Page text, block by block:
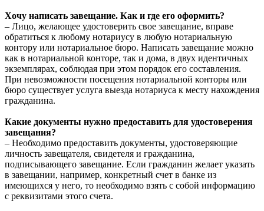
Хочу написать завещание. Как и где его оформить?
– Лицо, желающее удостоверить свое завещание, вправе
обратиться к любому нотариусу в любую нотариальную
контору или нотариальное бюро. Написать завещание можно
как в нотариальной конторе, так и дома, в двух идентичных
экземплярах, соблюдая при этом порядок его составления.
При невозможности посещения нотариальной конторы или
бюро существует услуга выезда нотариуса к месту нахождения
гражданина.
Какие документы нужно предоставить для удостоверения
завещания?
– Необходимо предоставить документы, удостоверяющие
личность завещателя, свидетеля и гражданина,
подписывающего завещание. Если гражданин желает указать
в завещании, например, конкретный счет в банке из
имеющихся у него, то необходимо взять с собой информацию
с реквизитами этого счета.